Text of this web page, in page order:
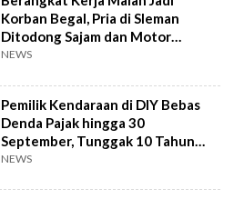
Korban Begal, Pria di Sleman
Ditodong Sajam dan Motor
Digasak
NEWS
Pemilik Kendaraan di DIY Bebas
Denda Pajak hingga 30
September, Tunggak 10 Tahun
Cukup Bayar 5 Tahun
NEWS